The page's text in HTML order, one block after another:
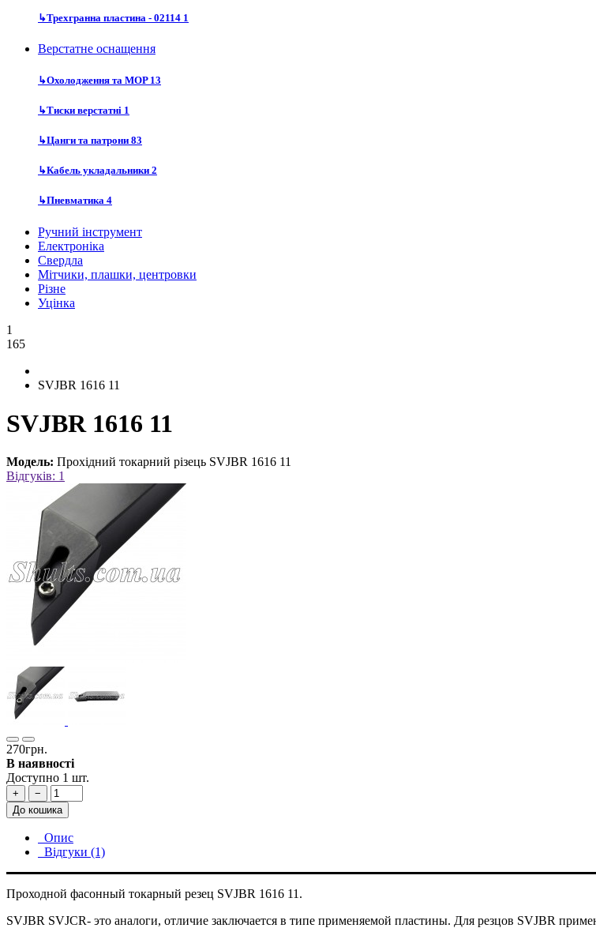
↳Трехгранна пластина - 02114 1
Верстатне оснащення
↳Охолодження та MOP 13
↳Тиски верстатні 1
↳Цанги та патрони 83
↳Кабель укладальники 2
↳Пневматика 4
Ручний інструмент
Електроніка
Свердла
Мітчики, плашки, центровки
Різне
Уцінка
1
165
SVJBR 1616 11
SVJBR 1616 11
Модель: Прохідний токарний різець SVJBR 1616 11
Відгуків: 1
270грн.
В наявності
Доступно 1 шт.
+
−
До кошика
Опис
Відгуки (1)
Проходной фасонный токарный резец SVJBR 1616 11.
SVJBR SVJCR- это аналоги, отличие заключается в типе применяемой пластины. Для резцов SVJBR